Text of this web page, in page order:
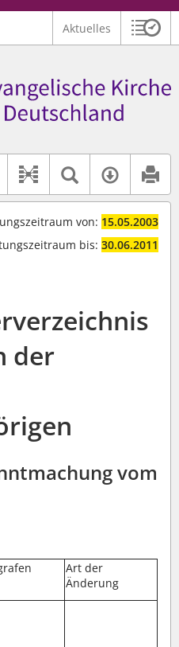
Aktuelles
"Pfarrerausschuss".
Dokument-
Textsuche
von: 15.05.2003
bis: 30.06.2011
der
vom
Art der
Änderung